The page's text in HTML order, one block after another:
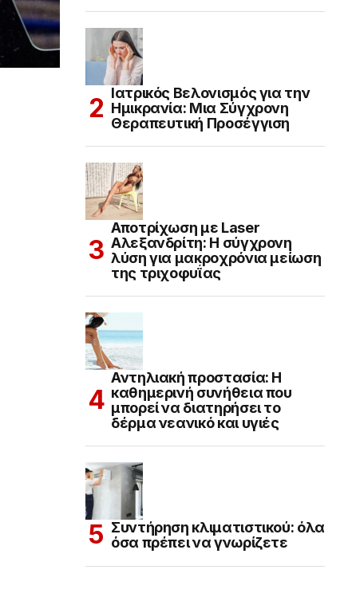
Ιατρικός Βελονισμός για την
Ημικρανία: Μια Σύγχρονη
Θεραπευτική Προσέγγιση
Αποτρίχωση με Laser
Αλεξανδρίτη: Η σύγχρονη
λύση για μακροχρόνια μείωση
της τριχοφυΐας
Αντηλιακή προστασία: Η
καθημερινή συνήθεια που
μπορεί να διατηρήσει το
δέρμα νεανικό και υγιές
Συντήρηση κλιματιστικού: όλα
όσα πρέπει να γνωρίζετε